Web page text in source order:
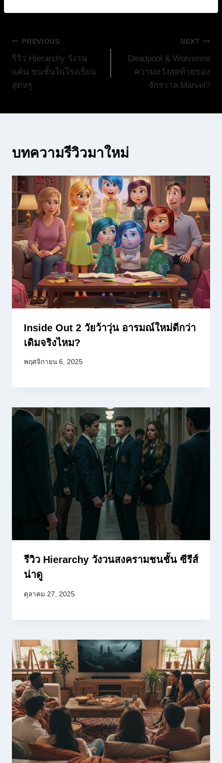
แนะแนว
เรื่อง
PREVIOUS
รีวิว Hierarchy วังวน
แค้น ชนชั้นในโรงเรียน
สุดหรู
NEXT
Deadpool & Wolverine
ความหวังสุดท้ายของ
จักรวาล Marvel?
บทความรีวิวมาใหม่
Inside Out 2 วัยว้าวุ่น อารมณ์ใหม่ดีกว่า
เดิมจริงไหม?
พฤศจิกายน 6, 2025
รีวิว Hierarchy วังวนสงครามชนชั้น ซีรีส์
น่าดู
ตุลาคม 27, 2025